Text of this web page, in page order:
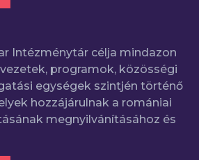
Intézménytár célja mindazon
programok, közösségi
egységek szintjén történő
hozzájárulnak a romániai
megnyilvánításához és